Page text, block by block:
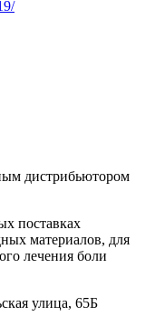
дистрибьютором
поставках
материалов, для
лечения боли
улица, 65Б